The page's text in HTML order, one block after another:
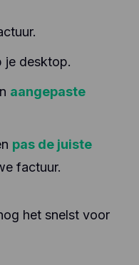
je desktop.
aangepaste
pas de juiste
factuur.
het snelst voor